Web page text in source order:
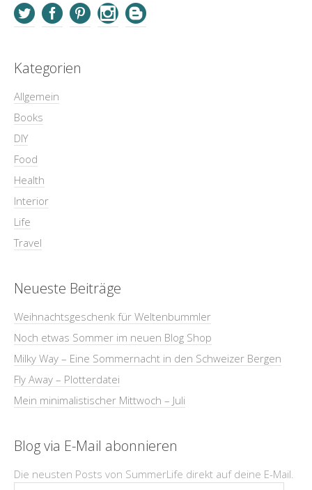
Kategorien
Allgemein
Books
DIY
Food
Health
Interior
Life
Travel
Neueste Beiträge
Weihnachtsgeschenk für Weltenbummler
Noch etwas Sommer im neuen Blog Shop
Milky Way – Eine Sommernacht in den Schweizer Bergen
Fly Away – Plotterdatei
Mein minimalistischer Mittwoch – Juli
Blog via E-Mail abonnieren
Die neusten Posts von SummerLife direkt auf deine E-Mail.